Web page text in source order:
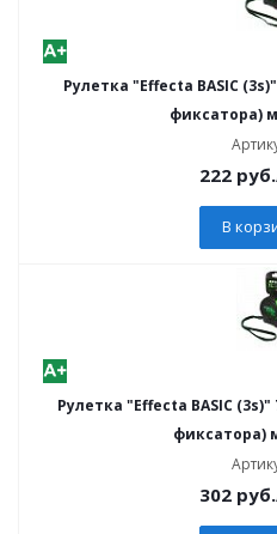
Рулетка "Effecta BASIC
фиксатора)
222 руб.
В
Рулетка "Effecta BASIC
фиксатора)
302 руб.